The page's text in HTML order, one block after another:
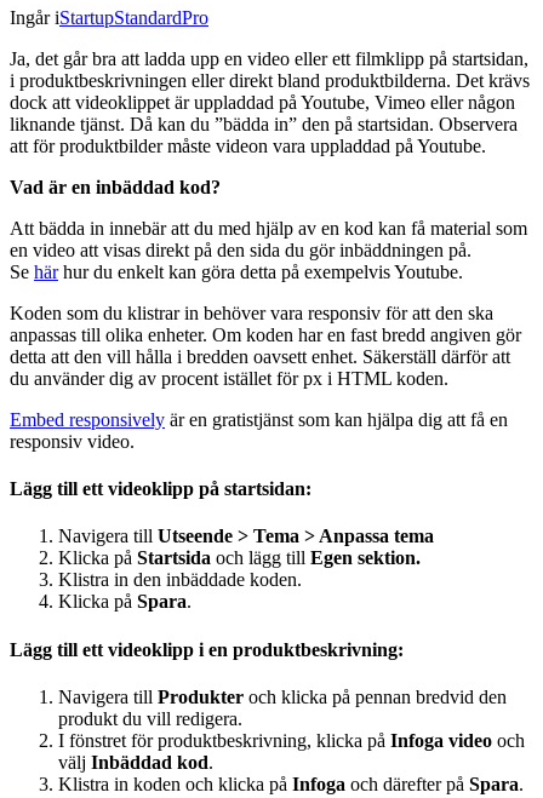
Ingår iStartupStandardPro
Ja, det går bra att ladda upp en video eller ett filmklipp på startsidan,
i produktbeskrivningen eller direkt bland produktbilderna. Det krävs
dock att videoklippet är uppladdad på Youtube, Vimeo eller någon
liknande tjänst. Då kan du ”bädda in” den på startsidan. Observera
att för produktbilder måste videon vara uppladdad på Youtube.
Vad är en inbäddad kod?
Att bädda in innebär att du med hjälp av en kod kan få material som
en video att visas direkt på den sida du gör inbäddningen på.
Se härhur du enkelt kan göra detta på exempelvis Youtube.
Koden som du klistrar in behöver vara responsiv för att den ska
anpassas till olika enheter. Om koden har en fast bredd angiven gör
detta att den vill hålla i bredden oavsett enhet. Säkerställ därför att
du använder dig av procent istället för px i HTML koden.
Embed responsively är en gratistjänst som kan hjälpa dig att få en
responsiv video.
Lägg till ett videoklipp på startsidan:
Navigera till Utseende > Tema > Anpassa tema
Klicka på Startsida och lägg till Egen sektion.
Klistra in den inbäddade koden.
Klicka på Spara.
Lägg till ett videoklipp i en produktbeskrivning:
Navigera till Produkter och klicka på pennan bredvid den
produkt du vill redigera.
I fönstret för produktbeskrivning, klicka på Infoga video och
välj Inbäddad kod.
Klistra in koden och klicka på Infoga och därefter på Spara.